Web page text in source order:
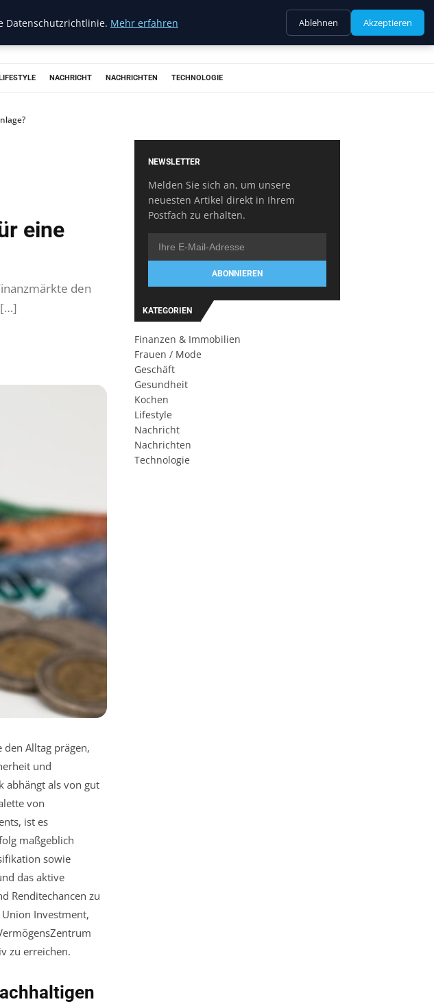
NACHRICHT NACHRICHTEN TECHNOLOGIE
eine
den
[…]
Alltag prägen,
und
abhängt als von gut
von
ist es
maßgeblich
sowie
das aktive
Renditechancen zu
Investment,
zu erreichen.
NEWSLETTER
Melden Sie sich an, um unsere
neuesten Artikel direkt in Ihrem
Postfach zu erhalten.
ABONNIEREN
KATEGORIEN
Finanzen & Immobilien
Frauen / Mode
Geschäft
Gesundheit
Kochen
Lifestyle
Nachricht
Nachrichten
Technologie
Datenschutzrichtlinie. Mehr erfahren Ablehnen Akzeptieren